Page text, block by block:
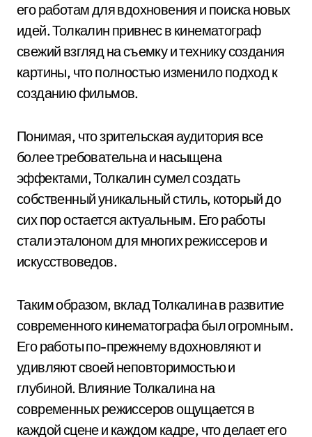
его работам для вдохновения и поиска новых
идей. Толкалин привнес в кинематограф
свежий взгляд на съемку и технику создания
картины, что полностью изменило подход к
созданию фильмов.
Понимая, что зрительская аудитория все
более требовательна и насыщена
эффектами, Толкалин сумел создать
собственный уникальный стиль, который до
сих пор остается актуальным. Его работы
стали эталоном для многих режиссеров и
искусствоведов.
Таким образом, вклад Толкалина в развитие
современного кинематографа был огромным.
Его работы по-прежнему вдохновляют и
удивляют своей неповторимостью и
глубиной. Влияние Толкалина на
современных режиссеров ощущается в
каждой сцене и каждом кадре, что делает его